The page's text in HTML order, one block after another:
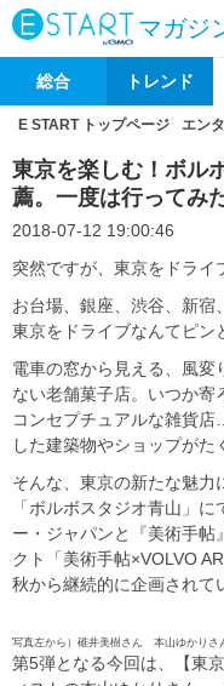
マガジ
総合 トレンド
E START トップページ エン
東京を楽しむ！ボル
薦。一度は行ってみ
2018-07-12 19:00:46
突然ですが、東京をドライ
お台場、銀座、渋谷、新
東京をドライブなんてピン
電車の窓から見える、風変
ない老舗菓子店。いつか
コンセプチュアルな雑貨
した建築物やショップがた
そんな、東京の新たな魅力
「ボルボスタジオ青山」
ー・ジャパンと『美術手帖
クト「美術手帖×VOLVO
秋から継続的に企画されて
写真左から）碓井美樹さん 本山ゆかり
第5弾となる今回は、【東